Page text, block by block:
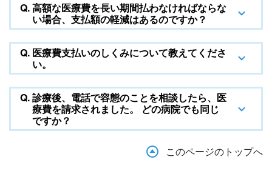
Q.高額な医療費を長い期間払わなければならな
い場合、支払額の軽減はあるのですか？
Q. 医療費支払いのしくみについて教えてくださ
い。
Q.診療後、電話で容態のことを相談したら、医
療費を請求されました。 どの病院でも同じ
ですか？
このページのトップへ